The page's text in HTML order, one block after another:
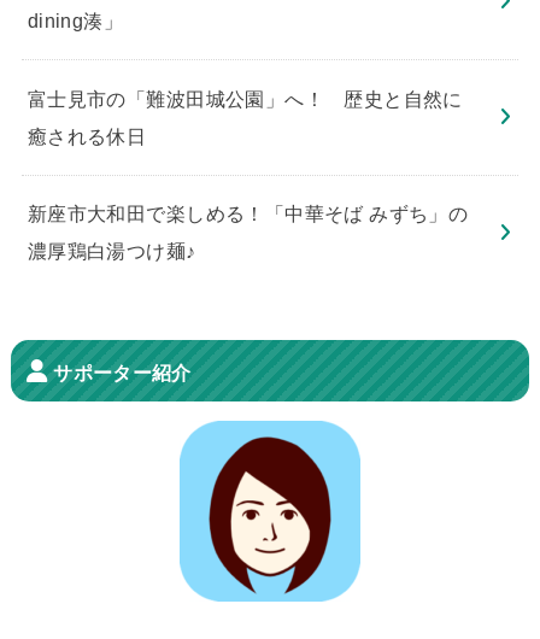
dining湊」
​富士見市の「難波田城公園」へ！ 歴史と自然に
癒される休日
新座市大和田で楽しめる！「中華そば みずち」の
濃厚鶏白湯つけ麺♪
サポーター紹介